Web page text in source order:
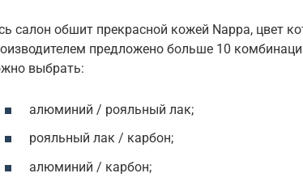
салон обшит прекрасной кожей Nappa, цвет
предложено больше 10
выбрать:
алюминий / рояльный лак;
рояльный лак / карбон;
алюминий / карбон;